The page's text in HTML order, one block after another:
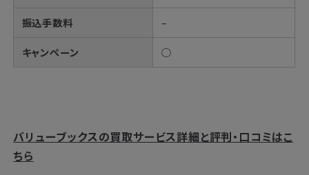
振込手数料 –
キャンペーン ○
バリューブックスの買取サービス詳細と評判・口コミはこ
ちら